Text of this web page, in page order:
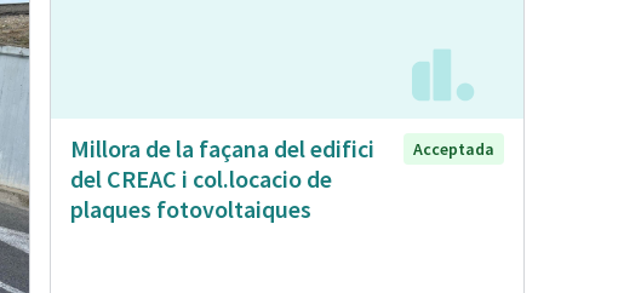
Millora de la façana del edifici
del CREAC i col.locacio de
plaques fotovoltaiques
Acceptada